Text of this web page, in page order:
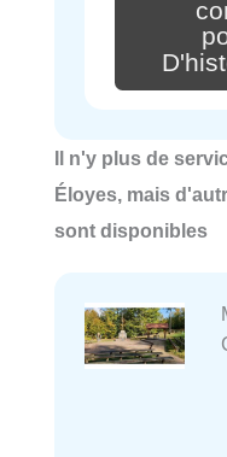
Il n'y plus de
Éloyes, mais
sont disponibles